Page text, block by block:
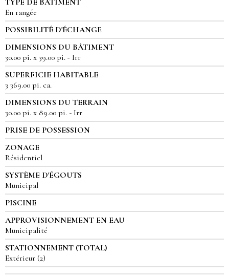
TYPE DE BÂTIMENT
En rangée
POSSIBILITÉ D'ÉCHANGE
DIMENSIONS DU BÂTIMENT
30.00 pi. x 39.00 pi. - Irr
SUPERFICIE HABITABLE
3 369.00 pi. ca.
DIMENSIONS DU TERRAIN
30.00 pi. x 89.00 pi. - Irr
PRISE DE POSSESSION
ZONAGE
Résidentiel
SYSTÈME D'ÉGOUTS
Municipal
PISCINE
APPROVISIONNEMENT EN EAU
Municipalité
STATIONNEMENT (TOTAL)
Extérieur (2)